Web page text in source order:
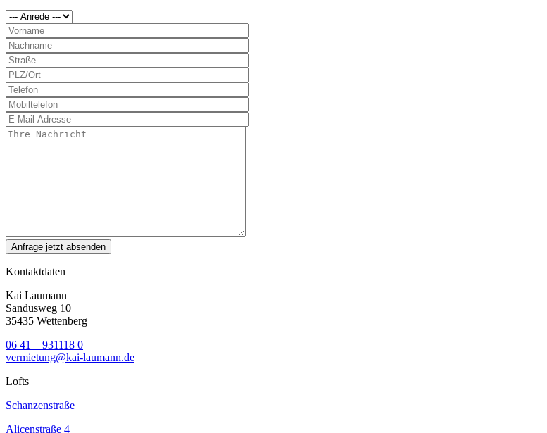
Kontaktdaten
Kai Laumann
Sandusweg 10
35435 Wettenberg
06 41 – 931118 0
vermietung@kai-laumann.de
Lofts
Schanzenstraße
Alicenstraße 4